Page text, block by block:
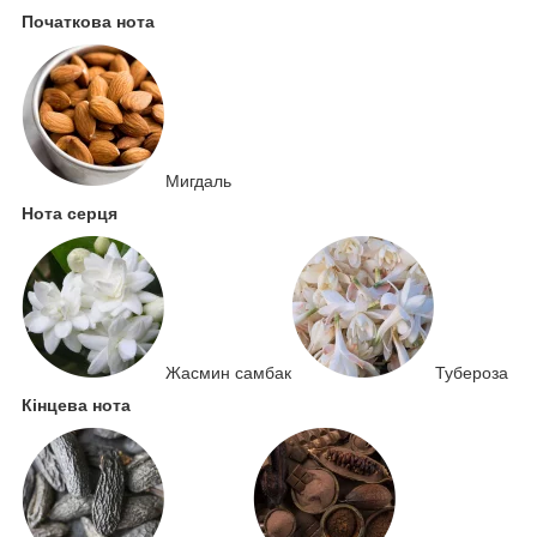
Початкова нота
Мигдаль
Нота серця
Жасмин самбак
Тубероза
Кінцева нота